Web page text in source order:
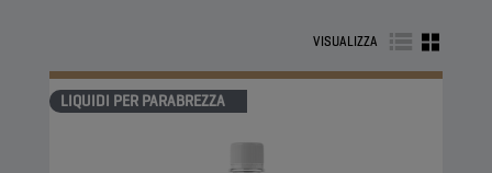
VISUALIZZA
LIQUIDI PER PARABREZZA